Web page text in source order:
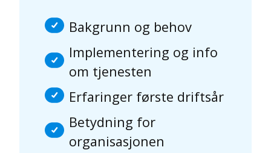
Bakgrunn og behov
Implementering og info
om tjenesten
Erfaringer første driftsår
Betydning for
organisasjonen